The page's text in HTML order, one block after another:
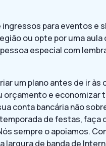
ingressos para eventos e
ou opte por uma aula
especial com
um plano antes de ir às
orçamento e economizar
conta bancária não
de festas, faça
sempre o apoiamos.
largura de banda de